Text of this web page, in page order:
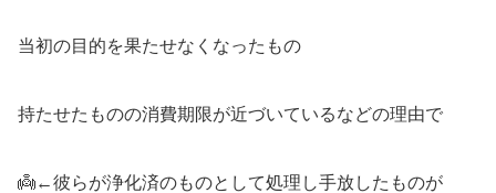
当初の目的を果たせなくなったもの
持たせたものの消費期限が近づいているなどの理由で
👼←彼らが浄化済のものとして処理し手放したものが